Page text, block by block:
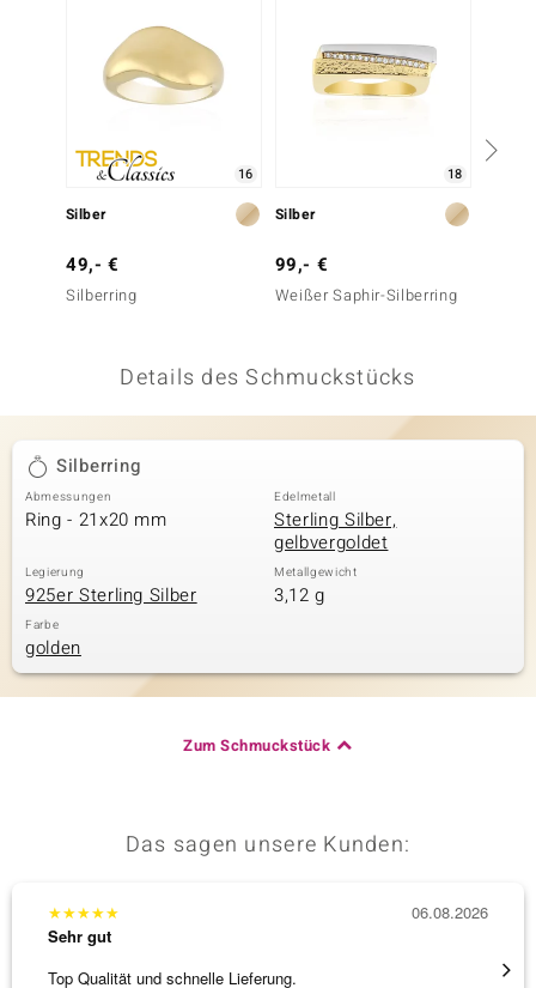
Collection
Classics
16
Silber
49,- €
Silberring
18
Silber
99,- €
Weißer Saphir-Silberring
Details des Schmuckstücks
Silberring
Abmessungen
Ring - 21x20 mm
Edelmetall
Sterling Silber,
gelbvergoldet
Legierung
925er Sterling Silber
Metallgewicht
3,12 g
Farbe
golden
Zum Schmuckstück
Das sagen unsere Kunden:
★★★★★
Sehr gut
Top Qualität und schnelle Lieferung.
06.08.2026